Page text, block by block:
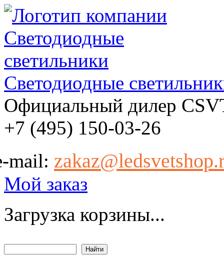
Светодиодные
Официальный дилер
+7 (495) 150-03-26
mail:
Мой заказ
Загрузка корзины...
Форма поиска